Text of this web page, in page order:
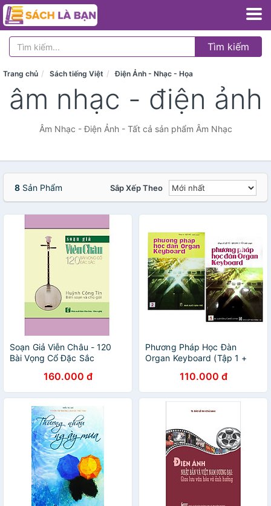
Tìm kiếm
Trang chủ Sách tiếng Việt Điện Ảnh - Nhạc - Họa
âm nhạc - điện ảnh
Âm Nhạc - Điện Ảnh - Tất cả sản phẩm Âm Nhạc
8 Sản Phẩm Sắp Xếp Theo
Soạn Giả Viễn Châu - 120
Bài Vọng Cổ Đặc Sắc
160.000 đ
Phương Pháp Học Đàn
Organ Keyboard (Tập 1 +
110.000 đ